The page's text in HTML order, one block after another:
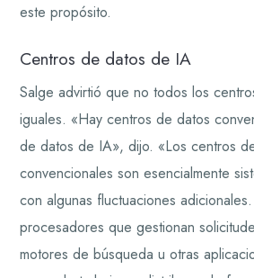
este propósito.
Centros de datos de IA
Salge advirtió que no todos los
iguales. «Hay centros de datos
de datos de IA», dijo. «Los centros
convencionales son esencialmente
con algunas fluctuaciones
procesadores que gestionan
motores de búsqueda u otras